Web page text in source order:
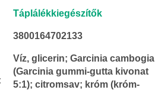
Táplálékkiegészítők
3800164702133
:
Víz, glicerin; Garcinia cambogia
(Garcinia gummi-gutta kivonat
5:1); citromsav; króm (króm-